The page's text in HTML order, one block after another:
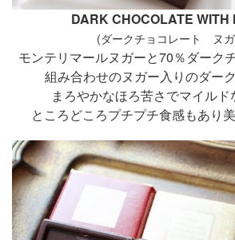
DARK CHOCOLATE WITH
(ダークチョコレート ヌ
モンテリマールヌガーと70％ダーク
組み合わせのヌガー入りのダー
まろやかなほろ苦さでマイル
ところどころプチプチ食感もあり